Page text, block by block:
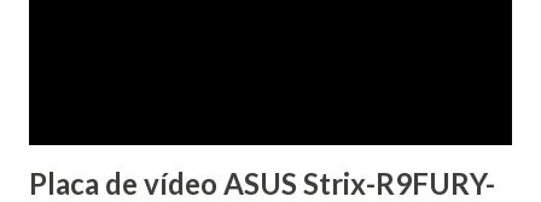
Placa de vídeo ASUS Strix-R9FURY-